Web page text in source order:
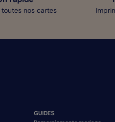
nos cartes
GUIDES